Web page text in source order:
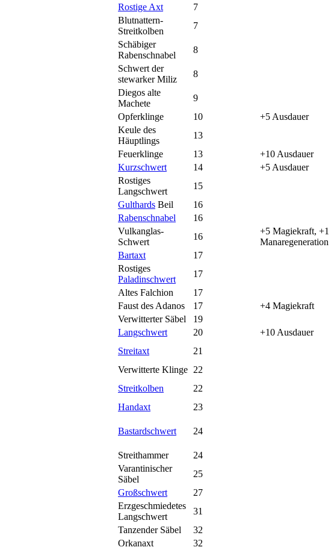
Rostige Axt
7
Blutnattern-
Streitkolben
7
Schäbiger
Rabenschnabel
8
Schwert der
stewarker Miliz
8
Diegos alte
Machete
9
Opferklinge
10 +5 Ausdauer
Keule des
Häuptlings
13
Feuerklinge
13 +10 Ausdauer
Kurzschwert
14 +5 Ausdauer
Rostiges
Langschwert
15
Gulthards Beil 16
Rabenschnabel
16
Vulkanglas-
Schwert
16
+5 Magiekraft, +1
Manaregeneration
Bartaxt
17
Rostiges
Paladinschwert
17
Altes Falchion
17
Faust des Adanos
17 +4 Magiekraft
Verwitterter Säbel
19
Langschwert
20 +10 Ausdauer
Streitaxt
21
Verwitterte Klinge 22
Streitkolben
22
Handaxt
23
Bastardschwert 24
Streithammer
24
Varantinischer
Säbel
25
Großschwert
27
Erzgeschmiedetes
Langschwert
31
Tanzender Säbel
32
Orkanaxt
32